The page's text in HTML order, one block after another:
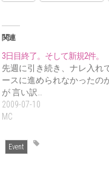
関連
3日目終了。そして新規2件。
先週に引き続き、ナレ入れ
ースに進められなかったの
が 言い訳…
2009-07-10
MC
Event